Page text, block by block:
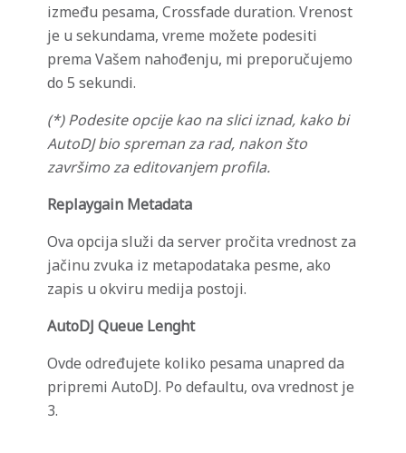
između pesama, Crossfade duration. Vrenost
je u sekundama, vreme možete podesiti
prema Vašem nahođenju, mi preporučujemo
do 5 sekundi.
(*) Podesite opcije kao na slici iznad, kako bi
AutoDJ bio spreman za rad, nakon što
završimo za editovanjem profila.
Replaygain Metadata
Ova opcija služi da server pročita vrednost za
jačinu zvuka iz metapodataka pesme, ako
zapis u okviru medija postoji.
AutoDJ Queue Lenght
Ovde određujete koliko pesama unapred da
pripremi AutoDJ. Po defaultu, ova vrednost je
3.